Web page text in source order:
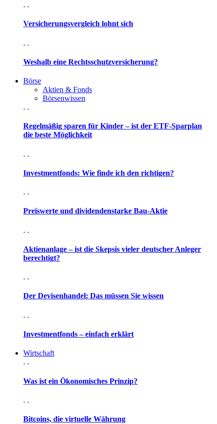
. .
Versicherungsvergleich lohnt sich
. .
Weshalb eine Rechtsschutzversicherung?
Börse
Aktien & Fonds
Börsenwissen
. .
Regelmäßig sparen für Kinder – ist der ETF-Sparplan
die beste Möglichkeit
. .
Investmentfonds: Wie finde ich den richtigen?
. .
Preiswerte und dividendenstarke Bau-Aktie
. .
Aktienanlage – ist die Skepsis vieler deutscher Anleger
berechtigt?
. .
Der Devisenhandel: Das müssen Sie wissen
. .
Investmentfonds – einfach erklärt
Wirtschaft
. .
Was ist ein Ökonomisches Prinzip?
. .
Bitcoins, die virtuelle Währung